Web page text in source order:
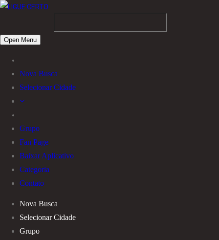
Open Menu
Nova Busca
Selecionar Cidade
Grupo
Fan Page
Baixar Aplicativo
Categoria
Contato
Nova Busca
Selecionar Cidade
Grupo